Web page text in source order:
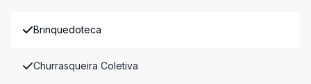
Brinquedoteca
Churrasqueira Coletiva